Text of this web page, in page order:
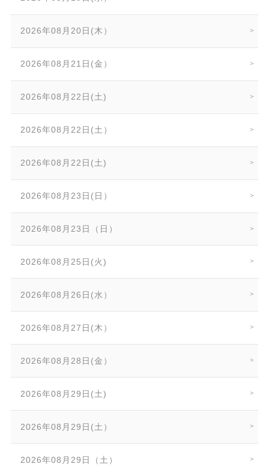
2026年08月20日(木）
2026年08月21日(金）
2026年08月22日(土)
2026年08月22日(土）
2026年08月22日(土)
2026年08月23日(日）
2026年08月23日（日）
2026年08月25日(火)
2026年08月26日(水）
2026年08月27日(木）
2026年08月28日(金）
2026年08月29日(土)
2026年08月29日(土）
2026年08月29日（土）